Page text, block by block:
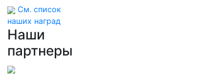
См. список
наших наград
Наши
партнеры